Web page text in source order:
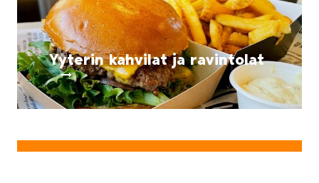
Yyterin kahvilat ja ravintolat